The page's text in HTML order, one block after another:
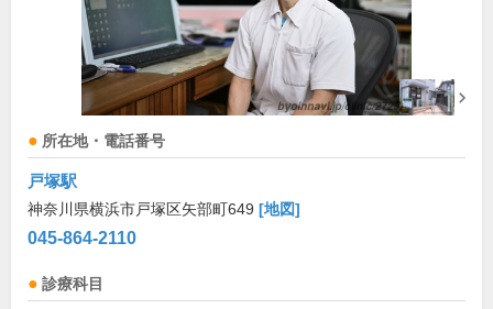
所在地・電話番号
戸塚駅
神奈川県横浜市戸塚区矢部町649 [地図]
045-864-2110
診療科目